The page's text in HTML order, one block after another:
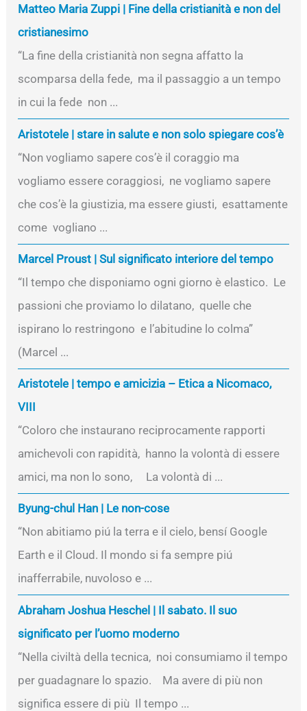
Matteo Maria Zuppi | Fine della cristianità e non del
cristianesimo
“La fine della cristianità non segna affatto la
scomparsa della fede, ma il passaggio a un tempo
in cui la fede non ...
Aristotele | stare in salute e non solo spiegare cos’è
“Non vogliamo sapere cos’è il coraggio ma
vogliamo essere coraggiosi, ne vogliamo sapere
che cos’è la giustizia, ma essere giusti, esattamente
come vogliano ...
Marcel Proust | Sul significato interiore del tempo
“Il tempo che disponiamo ogni giorno è elastico. Le
passioni che proviamo lo dilatano, quelle che
ispirano lo restringono e l’abitudine lo colma”
(Marcel ...
Aristotele | tempo e amicizia – Etica a Nicomaco,
VIII
“Coloro che instaurano reciprocamente rapporti
amichevoli con rapidità, hanno la volontà di essere
amici, ma non lo sono, La volontà di ...
Byung-chul Han | Le non-cose
“Non abitiamo piú la terra e il cielo, bensí Google
Earth e il Cloud. Il mondo si fa sempre piú
inafferrabile, nuvoloso e ...
Abraham Joshua Heschel | Il sabato. Il suo
significato per l’uomo moderno
“Nella civiltà della tecnica, noi consumiamo il tempo
per guadagnare lo spazio. Ma avere di più non
significa essere di più Il tempo ...